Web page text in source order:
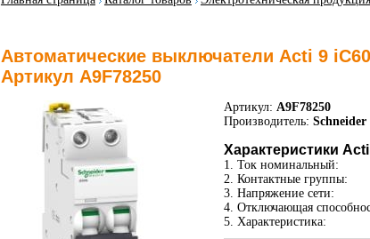
Автоматические выключатели Acti 9
Артикул A9F78250
Артикул: A9F78250
Производитель:
Характеристики Acti
1. Ток номинальный:
2. Контактные группы:
3. Напряжение сети:
4. Отключающая
5. Характеристика: